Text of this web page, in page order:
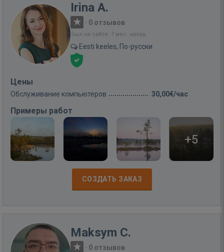
Irina A.
· 0 отзывов
Был на сайте: 7 мес. назад
Eesti keeles, По-русски
Цены
Обслуживание компьютеров 30,00€/час
Примеры работ
+5
СОЗДАТЬ ЗАКАЗ
Maksym C.
· 0 отзывов